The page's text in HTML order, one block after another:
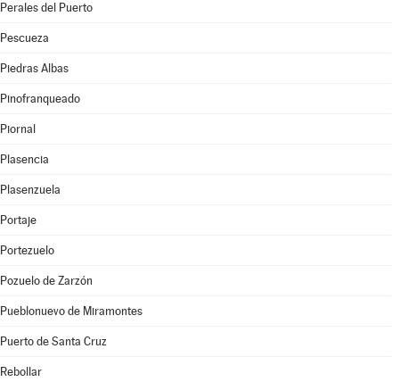
Perales del Puerto
Pescueza
Piedras Albas
Pinofranqueado
Piornal
Plasencia
Plasenzuela
Portaje
Portezuelo
Pozuelo de Zarzón
Pueblonuevo de Miramontes
Puerto de Santa Cruz
Rebollar